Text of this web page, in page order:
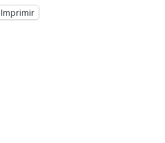
Imprimir